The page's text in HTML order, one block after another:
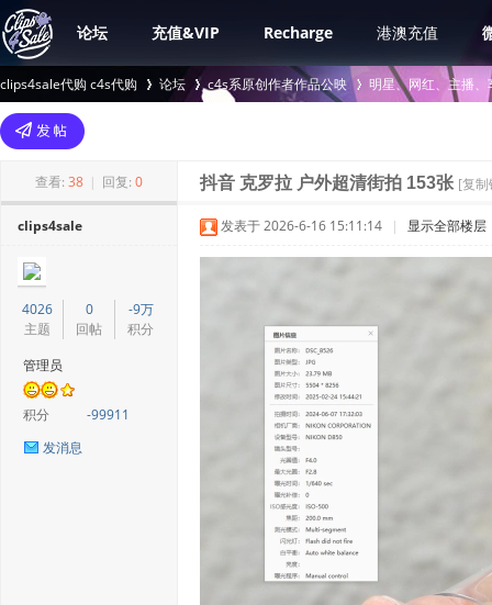
论坛 充值&VIP Recharge 港澳充值
clips4sale代购 c4s代购
>
论坛 c4s系原创作者作品公映
›
明星、网红、主播
查看: 38 | 回复: 0 抖音 克罗拉 户外超清街拍 153张 [复
clips4sale
4026
主题
0
回帖
-9万
积分
管理员
积分
-99911
发消息
发表于 2026-6-16 15:11:14 | 显示全部楼层